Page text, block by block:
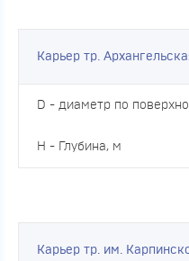
Карьер тр.
D - диаметр по
H - Глубина, м
Карьер тр. им.